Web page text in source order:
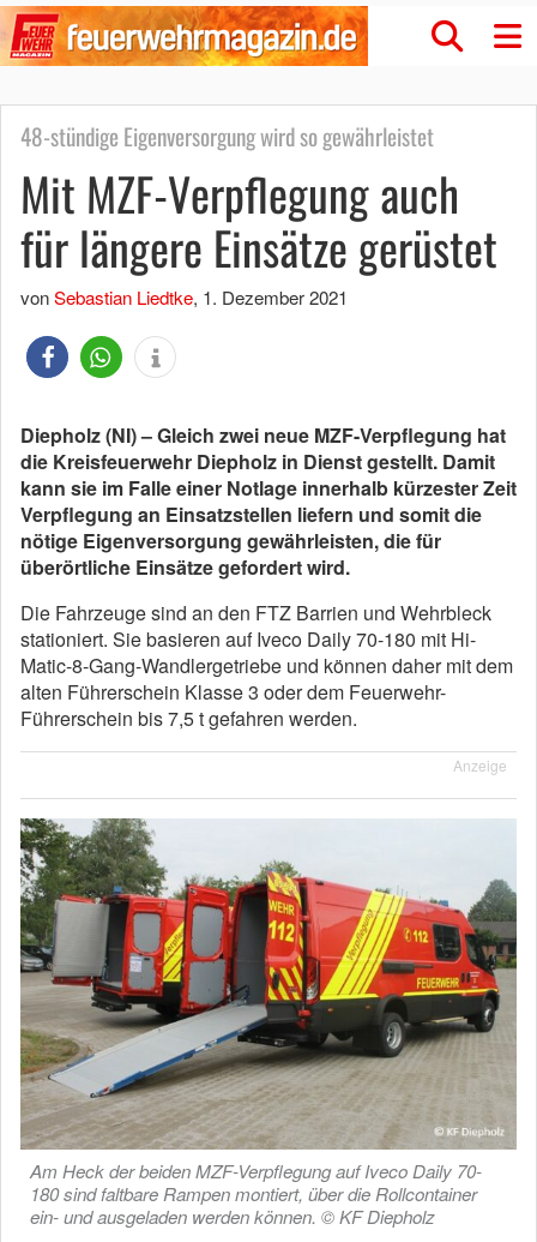
48-stündige Eigenversorgung wird so gewährleistet
Mit MZF-Verpflegung auch
für längere Einsätze gerüstet
vonSebastian Liedtke, 1. Dezember 2021
Diepholz (NI) – Gleich zwei neue MZF-Verpflegung hat
die Kreisfeuerwehr Diepholz in Dienst gestellt. Damit
kann sie im Falle einer Notlage innerhalb kürzester Zeit
Verpflegung an Einsatzstellen liefern und somit die
nötige Eigenversorgung gewährleisten, die für
überörtliche Einsätze gefordert wird.
Die Fahrzeuge sind an den FTZ Barrien und Wehrbleck
stationiert. Sie basieren auf Iveco Daily 70-180 mit Hi-
Matic-8-Gang-Wandlergetriebe und können daher mit dem
alten Führerschein Klasse 3 oder dem Feuerwehr-
Führerschein bis 7,5 t gefahren werden.
Anzeige
Am Heck der beiden MZF-Verpflegung auf Iveco Daily 70-
180 sind faltbare Rampen montiert, über die Rollcontainer
ein- und ausgeladen werden können. © KF Diepholz